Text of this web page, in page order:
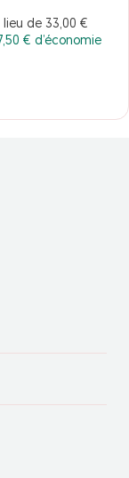
lieu de 33,00 €
€ d’économie